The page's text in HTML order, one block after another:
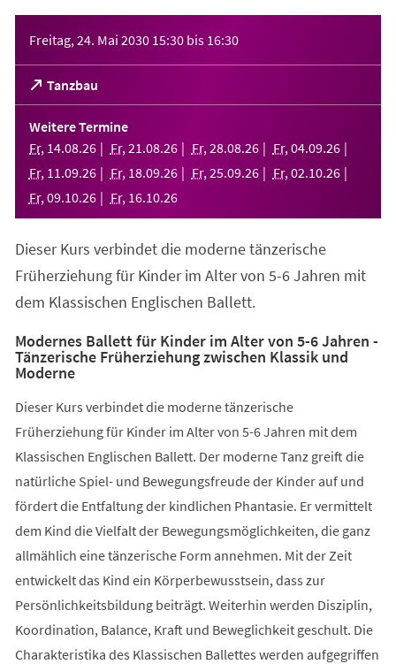
Freitag, 24. Mai 2030 15:30 bis 16:30
Tanzbau
(Öffnet
in
einem
neuen
Tab)
Weitere Termine
Fr, 14.08.26 Fr, 21 .08.26 Fr, 28.08.26 Fr, 04.09.26
Fr, 11 .09.26 Fr, 18.09.26 Fr, 25.09.26 Fr, 02.10.26
Fr, 09.10.26 Fr, 16.10.26
Dieser Kurs verbindet die moderne tänzerische
Früherziehung für Kinder im Alter von 5-6 Jahren mit
dem Klassischen Englischen Ballett.
Modernes Ballett für Kinder im Alter von 5-6 Jahren -
Tänzerische Früherziehung zwischen Klassik und
Moderne
Dieser Kurs verbindet die moderne tänzerische
Früherziehung für Kinder im Alter von 5-6 Jahren mit dem
Klassischen Englischen Ballett. Der moderne Tanz greift die
natürliche Spiel- und Bewegungsfreude der Kinder auf und
fördert die Entfaltung der kindlichen Phantasie. Er vermittelt
dem Kind die Vielfalt der Bewegungsmöglichkeiten, die ganz
allmählich eine tänzerische Form annehmen. Mit der Zeit
entwickelt das Kind ein Körperbewusstsein, dass zur
Persönlichkeitsbildung beiträgt. Weiterhin werden Disziplin,
Koordination, Balance, Kraft und Beweglichkeit geschult. Die
Charakteristika des Klassischen Ballettes werden aufgegriffen